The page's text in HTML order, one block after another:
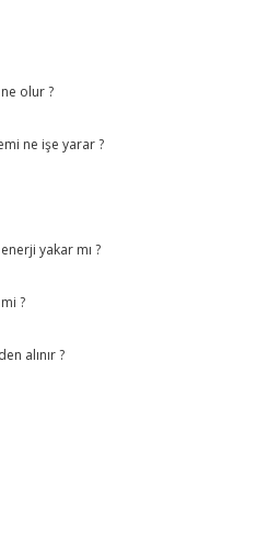
olur ?
ne işe yarar ?
yakar mı ?
?
alınır ?